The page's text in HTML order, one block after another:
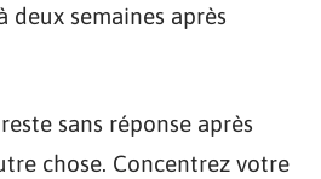
deux semaines après
sans réponse après
chose. Concentrez votre